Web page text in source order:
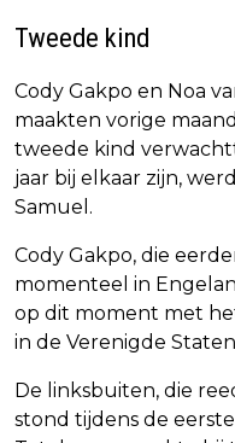
Tweede kind
Cody Gakpo en Noa
maakten vorige
tweede kind
jaar bij elkaar zijn,
Samuel.
Cody Gakpo, die
momenteel in
op dit moment met
in de Verenigde
De linksbuiten, die
stond tijdens de